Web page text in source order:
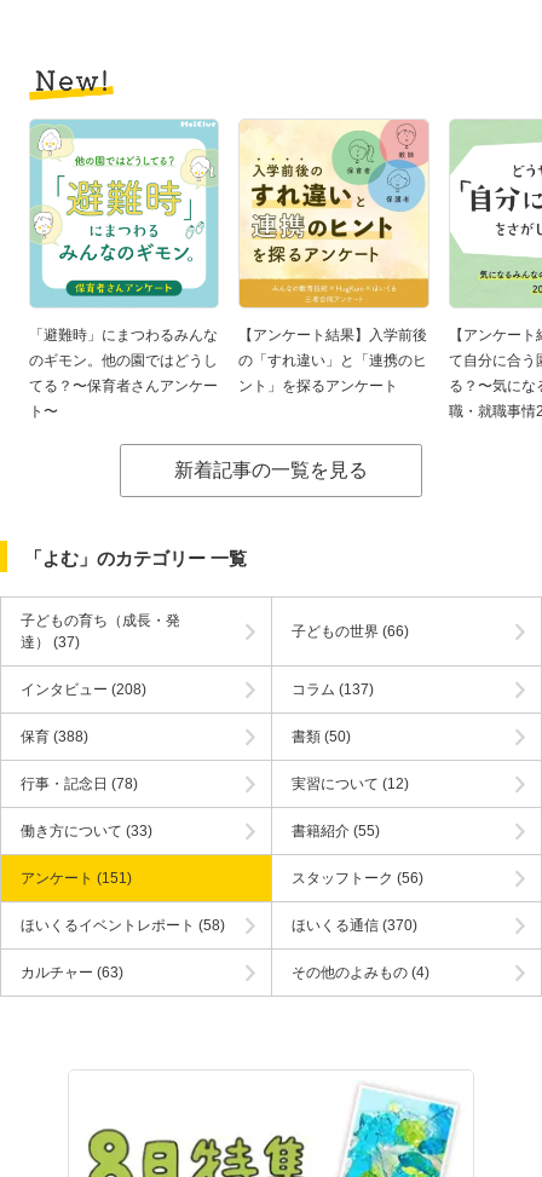
「避難時」にまつわるみんな
のギモン。他の園ではどうし
てる？〜保育者さんアンケー
ト〜
【アンケート結果】入学前後
の「すれ違い」と「連携のヒ
ント」を探るアンケート
【アンケー
て自分に合う
る？〜気にな
職・就職事情
新着記事の一覧を見る
「よむ」のカテゴリー 一覧
子どもの育ち（成長・発
達）
(37)
子どもの世界(66)
インタビュー (208) コラム (137)
保育 (388) 書類(50)
行事・記念日 (78) 実習について (12)
働き方について (33) 書籍紹介(55)
アンケート (151) スタッフトーク (56)
ほいくるイベントレポート (58) ほいくる通信(370)
カルチャー (63) その他のよみもの(4)